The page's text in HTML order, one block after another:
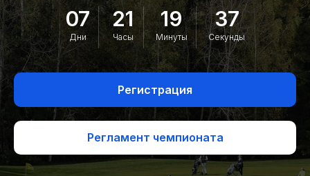
07
Дни
21
Часы
19
Минуты
36
Секунды
Регистрация
Регламент чемпионата